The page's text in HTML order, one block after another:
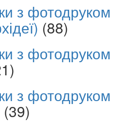
з фотодруком
(88)
з фотодруком
з фотодруком
(39)